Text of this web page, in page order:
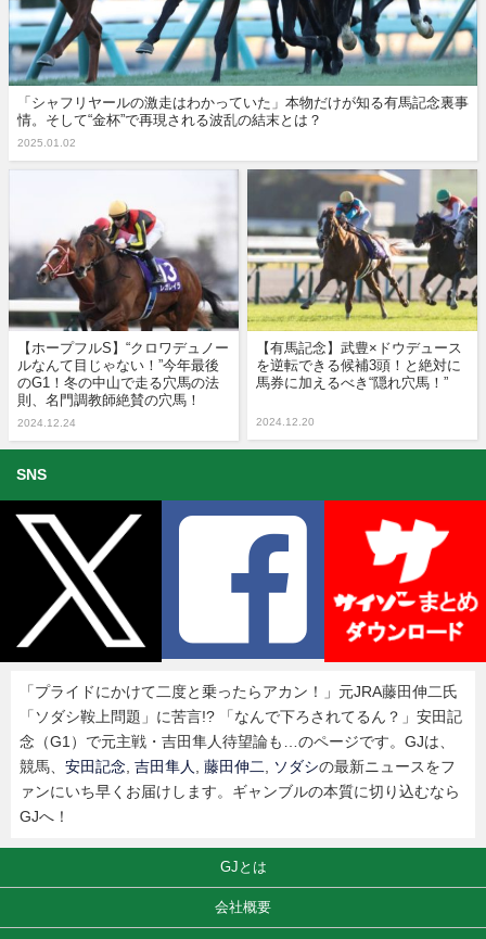
「シャフリヤールの激走はわかっていた」本物だけが知る有馬記念裏事
情。そして“金杯”で再現される波乱の結末とは？
2025.01.02
【ホープフルS】“クロワデュノー
ルなんて目じゃない！”今年最後
のG1！冬の中山で走る穴馬の法
則、名門調教師絶賛の穴馬！
2024.12.24
【有馬記念】武豊×ドウデュース
を逆転できる候補3頭！と絶対に
馬券に加えるべき“隠れ穴馬！”
2024.12.20
SNS
「プライドにかけて二度と乗ったらアカン！」元JRA藤田伸二氏
「ソダシ鞍上問題」に苦言!? 「なんで下ろされてるん？」安田記
念（G1）で元主戦・吉田隼人待望論も…のページです。GJは、
競馬、 安田記念 吉田隼人 藤田伸二 ソダシの最新ニュースをフ
ァンにいち早くお届けします。ギャンブルの本質に切り込むなら
GJへ！
GJとは
会社概要